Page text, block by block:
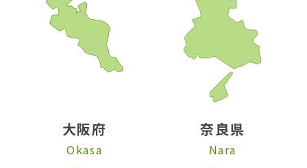
大阪府
Okasa
奈良県
Nara